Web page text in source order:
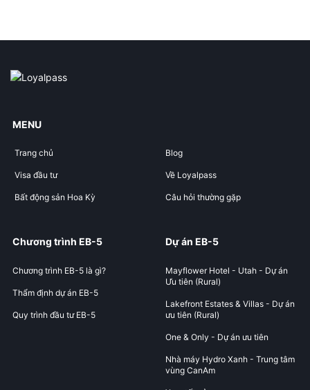
MENU
Trang chủ
Visa đầu tư
Bất động sản Hoa Kỳ
Blog
Về Loyalpass
Câu hỏi thường gặp
Chương trình EB-5
Chương trình EB-5 là gì?
Thẩm định dự án EB-5
Quy trình đầu tư EB-5
Dự án EB-5
Mayflower Hotel - Utah - Dự án
Ưu tiên (Rural)
Lakefront Estates & Villas - Dự án
ưu tiên (Rural)
One & Only - Dự án ưu tiên
Nhà máy Hydro Xanh - Trung tâm
vùng CanAm